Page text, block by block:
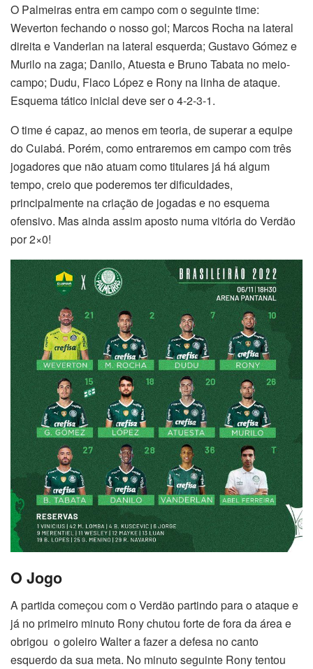
O Palmeiras entra em campo com o seguinte time:
Weverton fechando o nosso gol; Marcos Rocha na lateral
direita e Vanderlan na lateral esquerda; Gustavo Gómez e
Murilo na zaga; Danilo, Atuesta e Bruno Tabata no meio-
campo; Dudu, Flaco López e Rony na linha de ataque.
Esquema tático inicial deve ser o 4-2-3-1.
O time é capaz, ao menos em teoria, de superar a equipe
do Cuiabá. Porém, como entraremos em campo com três
jogadores que não atuam como titulares já há algum
tempo, creio que poderemos ter dificuldades,
principalmente na criação de jogadas e no esquema
ofensivo. Mas ainda assim aposto numa vitória do Verdão
por 2×0!
O Jogo
A partida começou com o Verdão partindo para o ataque e
já no primeiro minuto Rony chutou forte de fora da área e
obrigou o goleiro Walter a fazer a defesa no canto
esquerdo da sua meta. No minuto seguinte Rony tentou